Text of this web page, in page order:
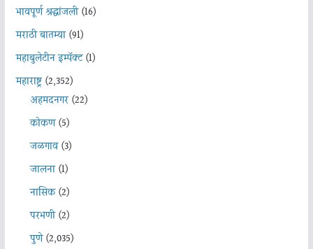
भावपूर्ण श्रद्धांजली(16)
मराठी बातम्या(91)
महाबुलेटीन इम्पॅक्ट(1)
महाराष्ट्र(2,352)
अहमदनगर(22)
कोकण(5)
जळगाव(3)
जालना(1)
नासिक(2)
परभणी(2)
पुणे(2,035)